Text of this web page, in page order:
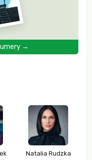
→
Natalia Rudzka